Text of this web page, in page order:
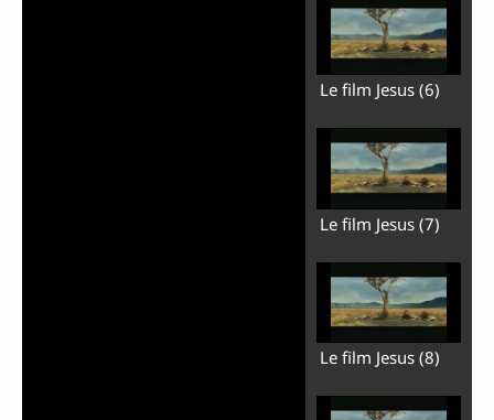
Le film Jesus (6)
Le film Jesus (7)
Le film Jesus (8)